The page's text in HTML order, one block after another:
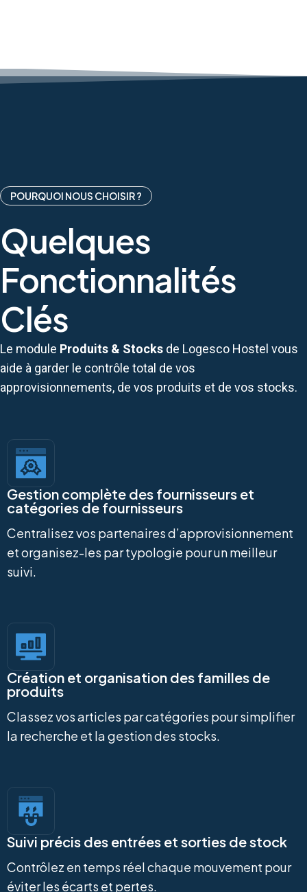
POURQUOI NOUS CHOISIR ?
Quelques
Fonctionnalités
Clés
Le module Produits & Stocks de Logesco Hostel vous
aide à garder le contrôle total de vos
approvisionnements, de vos produits et de vos stocks.
Gestion complète des fournisseurs et
catégories de fournisseurs
Centralisez vos partenaires d’approvisionnement
et organisez-les par typologie pour un meilleur
suivi.
Création et organisation des familles de
produits
Classez vos articles par catégories pour simplifier
la recherche et la gestion des stocks.
Suivi précis des entrées et sorties de stock
Contrôlez en temps réel chaque mouvement pour
éviter les écarts et pertes.